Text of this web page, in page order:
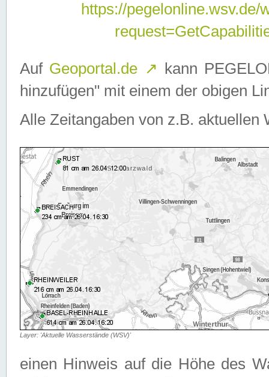
https://
Auf Geoportal.de ↗ kann
hinzufügen" mit einem der obigen
Alle Zeitangaben von z.B. aktuellen
Layer: 'Aktuelle Wasserstände (WSV)'
einen Hinweis auf die Höhe des